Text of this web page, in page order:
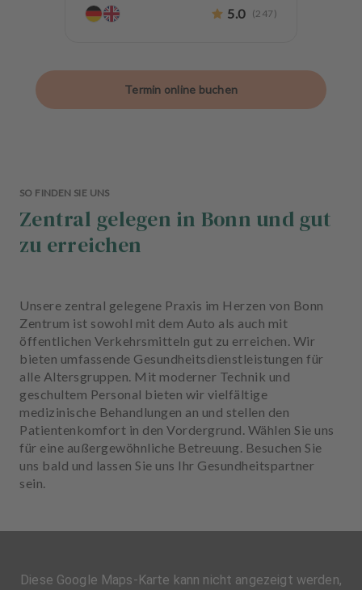
Ästhetische Zahnheilkunde
Alterszahnheilkunde
Zahnerhaltung
Angstpatienten
5.0 (247 )
Termin online buchen
SO FINDEN SIE UNS
Zentral gelegen in Bonn und gut
zu erreichen
Unsere zentral gelegene Praxis im Herzen von Bonn
Zentrum ist sowohl mit dem Auto als auch mit
öffentlichen Verkehrsmitteln gut zu erreichen. Wir
bieten umfassende Gesundheitsdienstleistungen für
alle Altersgruppen. Mit moderner Technik und
geschultem Personal bieten wir vielfältige
medizinische Behandlungen an und stellen den
Patientenkomfort in den Vordergrund. Wählen Sie uns
für eine außergewöhnliche Betreuung. Besuchen Sie
uns bald und lassen Sie uns Ihr Gesundheitspartner
sein.
Diese Google Maps-Karte kann nicht angezeigt werden,